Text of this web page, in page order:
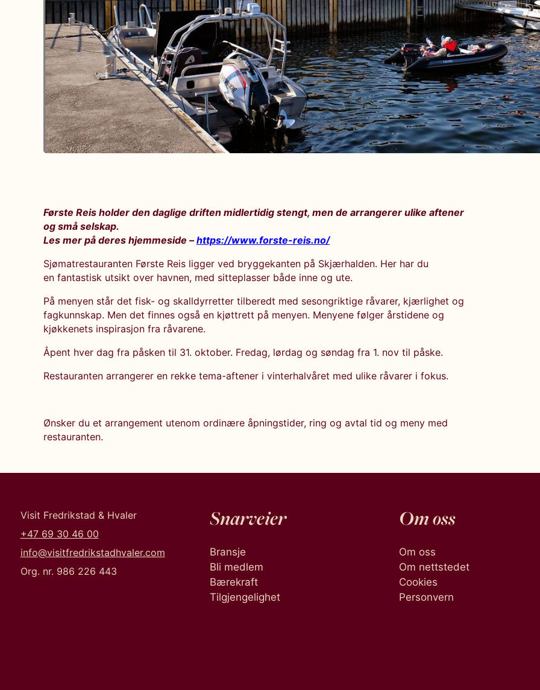
Første Reis holder den daglige driften midlertidig stengt, men de arrangerer ulike aftener
og små selskap.
Les mer på deres hjemmeside –https://www.forste-reis.no/
Sjømatrestauranten Første Reis ligger ved bryggekanten på Skjærhalden. Her har du
en fantastisk utsikt over havnen, med sitteplasser både inne og ute.
På menyen står det fisk- og skalldyrretter tilberedt med sesongriktige råvarer, kjærlighet og
fagkunnskap. Men det finnes også en kjøttrett på menyen. Menyene følger årstidene og
kjøkkenets inspirasjon fra råvarene.
Åpent hver dag fra påsken til 31. oktober. Fredag, lørdag og søndag fra 1. nov til påske.
Restauranten arrangerer en rekke tema-aftener i vinterhalvåret med ulike råvarer i fokus.
Ønsker du et arrangement utenom ordinære åpningstider, ring og avtal tid og meny med
restauranten.
Visit Fredrikstad & Hvaler
+47 69 30 46 00
info@visitfredrikstadhvaler.com
Org. nr. 986 226 443
Snarveier
Bransje
Bli medlem
Bærekraft
Tilgjengelighet
Om oss
Om oss
Om nettstedet
Cookies
Personvern